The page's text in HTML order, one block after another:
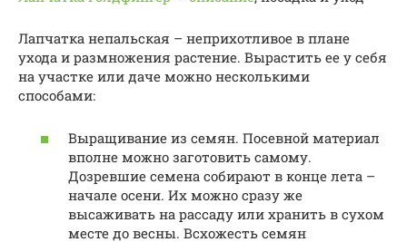
Лапчатка непальская – неприхотливое в плане
ухода и размножения растение. Вырастить ее у себя
на участке или даче можно несколькими
способами:
Выращивание из семян. Посевной материал
вполне можно заготовить самому.
Дозревшие семена собирают в конце лета –
начале осени. Их можно сразу же
высаживать на рассаду или хранить в сухом
месте до весны. Всхожесть семян